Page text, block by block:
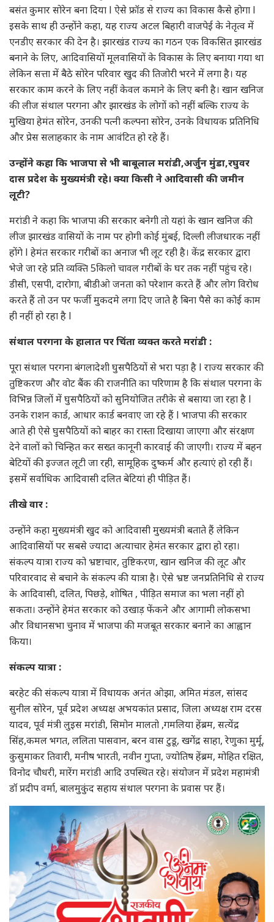
बसंत कुमार सोरेन बना दिया l ऐसे फ्रॉड से राज्य का विकास कैसे होगा l
इसके साथ ही उन्होंने कहा, यह राज्य अटल बिहारी वाजपेई के नेतृत्व में
एनडीए सरकार की देन है। झारखंड राज्य का गठन एक विकसित झारखंड
बनाने के लिए, आदिवासियों मूलवासियों के विकास के लिए बनाया गया था
लेकिन सत्ता में बैठे सोरेन परिवार खुद की तिजोरी भरने में लगा है। यह
सरकार काम करने के लिए नहीं केवल कमाने के लिए बनी है। खान खनिज
की लीज संथाल परगना और झारखंड के लोगों को नहीं बल्कि राज्य के
मुखिया हेमंत सोरेन, उनकी पत्नी कल्पना सोरेन, उनके विधायक प्रतिनिधि
और प्रेस सलाहकार के नाम आवंटित हो रहे हैं।
उन्होंने कहा कि भाजपा से भी बाबूलाल मरांडी,अर्जुन मुंडा,रघुवर
दास प्रदेश के मुख्यमंत्री रहे। क्या किसी ने आदिवासी की जमीन
लूटी?
मरांडी ने कहा कि भाजपा की सरकार बनेगी तो यहां के खान खनिज की
लीज झारखंड वासियों के नाम पर होगी कोई मुंबई, दिल्ली लीजधारक नहीं
होंगे l हेमंत सरकार गरीबों का अनाज भी लूट रही है। केंद्र सरकार द्वारा
भेजे जा रहे प्रति व्यक्ति 5किलो चावल गरीबों के घर तक नहीं पहुंच रहे।
डीसी, एसपी, दारोगा, बीडीओ जनता को परेशान करते हैं और लोग विरोध
करते हैं तो उन पर फर्जी मुकदमे लगा दिए जाते है बिना पैसे का कोई काम
ही नहीं हो रहा है l
संथाल परगना के हालात पर चिंता व्यक्त करते मरांडी :
पूरा संथाल परगना बंगलादेशी घुसपैठियों से भरा पड़ा है l राज्य सरकार की
तुष्टिकरण और वोट बैंक की राजनीति का परिणाम है कि संथाल परगना के
विभिन्न जिलों में घुसपैठियों को सुनियोजित तरीके से बसाया जा रहा है l
उनके राशन कार्ड, आधार कार्ड बनवाए जा रहे हैं l भाजपा की सरकार
आते ही ऐसे घुसपैठियों को बाहर का रास्ता दिखाया जाएगा और संरक्षण
देने वालों को चिन्हित कर सख्त कानूनी कारवाई की जाएगी। राज्य में बहन
बेटियों की इज्जत लूटी जा रही, सामूहिक दुष्कर्म और हत्याएं हो रही हैं।
इसमें सर्वाधिक आदिवासी दलित बेटियां ही पीड़ित हैं।
तीखे वार :
उन्होंने कहा मुख्यमंत्री खुद को आदिवासी मुख्यमंत्री बताते हैं लेकिन
आदिवासियों पर सबसे ज्यादा अत्याचार हेमंत सरकार द्वारा हो रहा।
संकल्प यात्रा राज्य को भ्रष्टाचार, तुष्टिकरण, खान खनिज की लूट और
परिवारवाद से बचाने के संकल्प की यात्रा है। ऐसे भ्रष्ट जनप्रतिनिधि से राज्य
के आदिवासी, दलित, पिछड़े, शोषित , पीड़ित समाज का भला नहीं हो
सकता। उन्होंने हेमंत सरकार को उखाड़ फेंकने और आगामी लोकसभा
और विधानसभा चुनाव में भाजपा की मजबूत सरकार बनाने का आह्वान
किया।
संकल्प यात्रा :
बरहेट की संकल्प यात्रा में विधायक अनंत ओझा, अमित मंडल, सांसद
सुनील सोरेन, पूर्व प्रदेश अध्यक्ष अभयकांत प्रसाद, जिला अध्यक्ष राम दरस
यादव, पूर्व मंत्री लुइस मरांडी, सिमोन मालतो ,गमलिया हेंब्रम, सत्येंद्र
सिंह,कमल भगत, ललिता पासवान, बरन वास टुडू, खगेंद्र साहा, रेणुका मुर्मू,
कुसुमाकर तिवारी, मनीष भारती, नवीन गुप्ता, ज्योतिष हेंब्रम, मोहित रक्षित,
विनोद चौधरी, मारेंग मरांडी आदि उपस्थित रहे। संयोजन में प्रदेश महामंत्री
डॉ प्रदीप वर्मा, बालमुकुंद सहाय संथाल परगना के प्रवास पर हैं।